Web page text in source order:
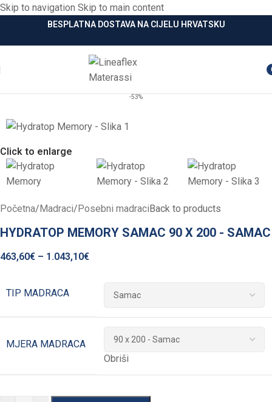
Skip to navigation Skip to main content
BESPLATNA DOSTAVA NA CIJELU HRVATSKU
-53%
Click to enlarge
Početna/ Madraci/ Posebni madraci Back to products
HYDRATOP MEMORY SAMAC 90 X 200 - SAMAC
463,60€ – 1.043,10€
TIP MADRACA
MJERA MADRACA
Obriši